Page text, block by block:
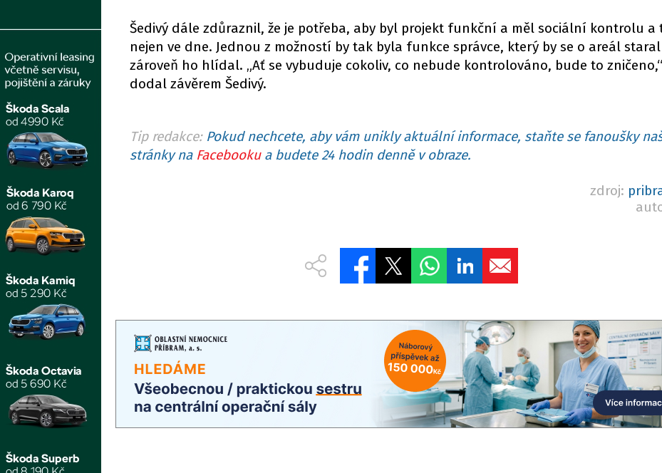
Šedivý dále zdůraznil, že je potřeba, aby byl projekt funkční a měl sociální kontrolu a
nejen ve dne. Jednou z možností by tak byla funkce správce, který by se o areál
zároveň ho hlídal. „Ať se vybuduje cokoliv, co nebude kontrolováno, bude to zničeno,“
dodal závěrem Šedivý.
Tip redakce: Pokud nechcete, aby vám unikly aktuální informace, staňte se fanoušky
stránky na Facebookua budete 24 hodin denně v obraze.
zdroj: